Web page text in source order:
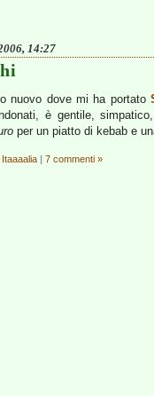
14:27
nuovo dove mi ha portato
è gentile,
per un piatto di kebab e
Itaaaalia | 7 commenti »